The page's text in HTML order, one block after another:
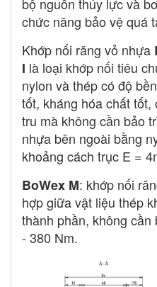
chức năng bảo vệ quá
Khớp nối răng vỏ nhựa
I là loại khớp nối tiêu
nylon và thép có độ
tốt, kháng hóa chất
tru mà không cần bảo
nhựa bên ngoài bằng
khoảng cách trục E =
BoWex M: khớp nối
hợp giữa vật liệu thép
thành phần, không
- 380 Nm.